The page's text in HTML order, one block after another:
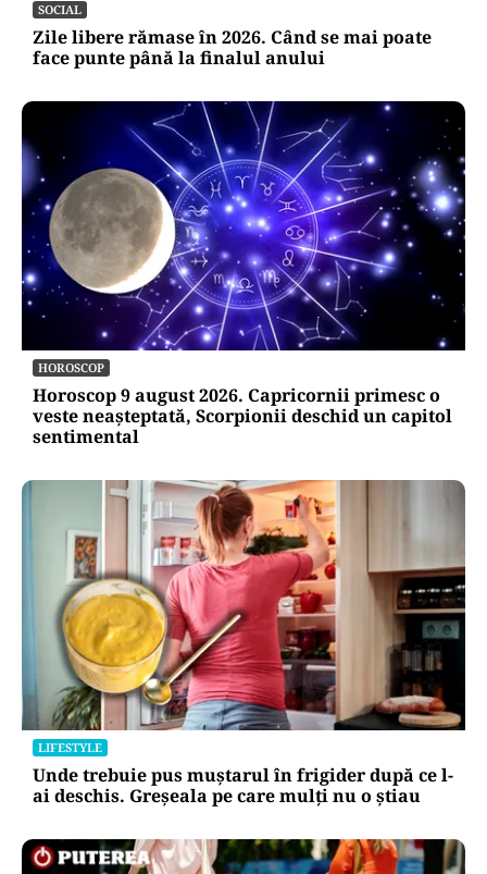
SOCIAL
Zile libere rămase în 2026. Când se mai poate
face punte până la finalul anului
HOROSCOP
Horoscop 9 august 2026. Capricornii primesc o
veste neașteptată, Scorpionii deschid un capitol
sentimental
LIFESTYLE
Unde trebuie pus muștarul în frigider după ce l-
ai deschis. Greșeala pe care mulți nu o știau